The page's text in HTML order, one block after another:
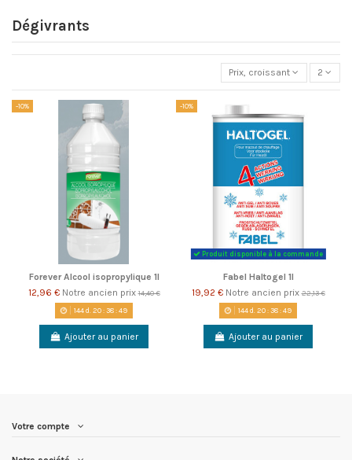
Dégivrants
Prix, croissant 2
-10%
Forever Alcool isopropylique 1l
12,96 € Notre ancien prix14,40 €
144d. 20:38:49
Ajouter au panier
-10%
Produit disponible à la commande
Fabel Haltogel 1l
19,92 € Notre ancien prix22,13 €
144d. 20:38:49
Ajouter au panier
Votre compte